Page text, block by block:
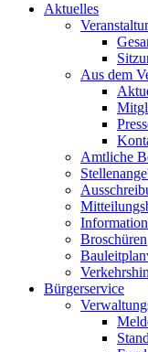
Aktuelles
Aus dem
Amtliche
Broschüren
Bürgerservice